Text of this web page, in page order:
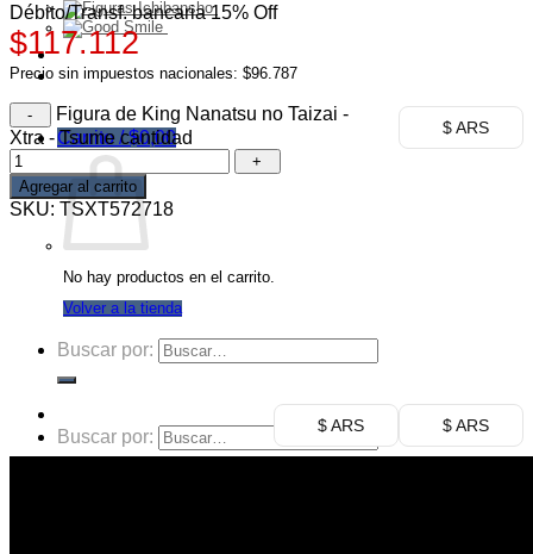
Ofertas
Mayorista
$ ARS
Carrito /$0,00
No hay productos en el carrito.
Volver a la tienda
Buscar por:
$ ARS
Buscar por:
Débito/Transf. bancaria 15% Off
$117.112
Precio sin impuestos nacionales: $96.787
$ ARS
Figura de King Nanatsu no Taizai -
Xtra - Tsume cantidad
Agregar al carrito
SKU: TSXT572718